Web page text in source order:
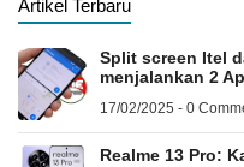
Artikel Terbaru
Split screen Itel
menjalankan 2
17/02/2025 - 0
Realme 13 Pro: